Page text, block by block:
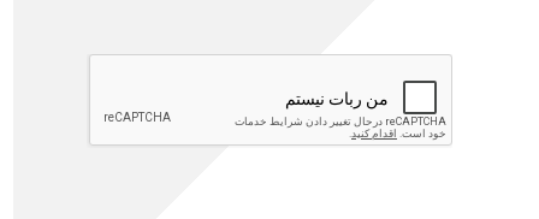
نیست سراغ محصولات گران‌قیمت خارجی بروید. در سال‌های اخیر بسیاری از
برندهای ایرانی توانسته‌اند محصولات باکیفیتی برای موهای خشک،
آسیب‌دیده، رنگ‌شده و کراتین شده تولید کنند.